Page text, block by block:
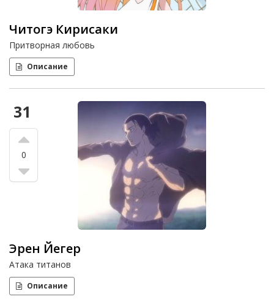
Читогэ Кирисаки
Притворная любовь
Описание
31
0
Эрен Йегер
Атака титанов
Описание